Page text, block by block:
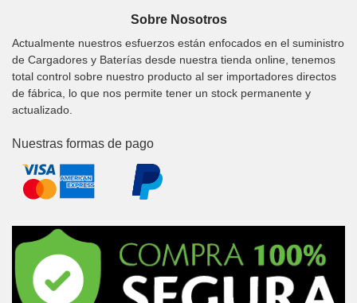
Sobre Nosotros
Actualmente nuestros esfuerzos están enfocados en el suministro
de Cargadores y Baterías desde nuestra tienda online, tenemos
total control sobre nuestro producto al ser importadores directos
de fábrica, lo que nos permite tener un stock permanente y
actualizado.
Nuestras formas de pago